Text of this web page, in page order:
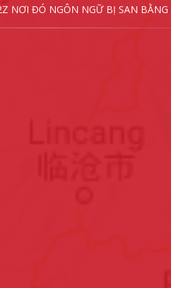
NƠI ĐÓ NGÔN NGỮ BỊ SAN BẰNG